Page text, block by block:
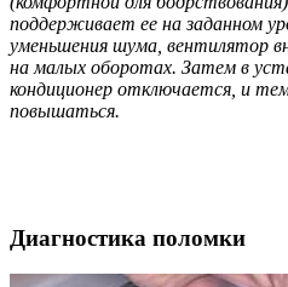
поддерживает ее на заданном
уменьшения шума, вентилятор
на малых оборотах. Затем в
кондиционер отключается, и
повышаться.
Диагностика поломки